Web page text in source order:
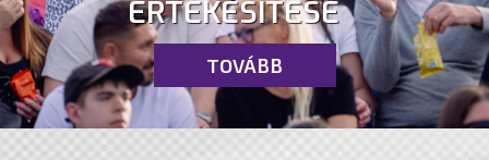
ÉRTÉKESÍTÉSE
TOVÁBB